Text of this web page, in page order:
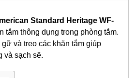
Standard Heritage WF-
tắm thông dụng trong phòng tắm.
và treo các khăn tắm giúp
và sạch sẽ.